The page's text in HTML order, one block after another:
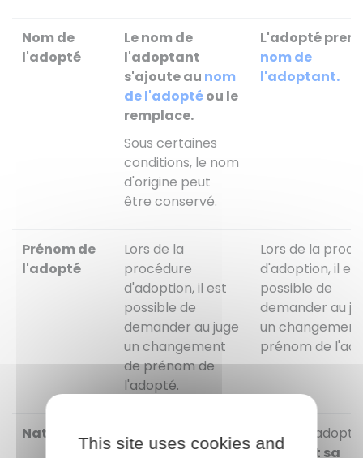
Nom de
l'adopté
Le nom de
l'adoptant
s'ajoute au nom
de l'adoptéou le
remplace.
Sous certaines
conditions, le nom
d'origine peut
être conservé.
L'adopté
nom de
l'adoptant.
Prénom de
l'adopté
Lors de la
procédure
d'adoption, il est
possible de
demander au juge
un changement
de prénom de
l'adopté.
Lors de la
d'adoption, il est
possible de
demander au
un
prénom de
Nationalité
L'adoption
simple ne
L'enfant adopté
pendant sa
This site uses cookies and